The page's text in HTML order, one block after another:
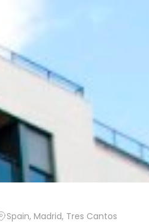
Spain, Madrid, Tres Cantos